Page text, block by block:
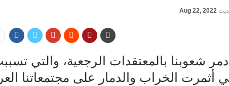
Aug 22, 2022
شعوبنا بالمعتقدات الرجعية، والتي
أثمرت الخراب والدمار على مجتمعاتنا